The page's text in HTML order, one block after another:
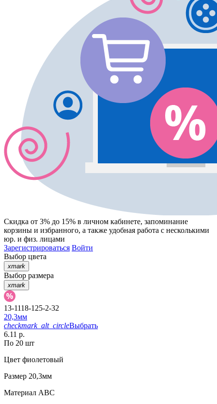
Скидка от 3% до 15% в личном кабинете, запоминание
корзины и избранного, а также удобная работа с несколькими
юр. и физ. лицами
Зарегистрироваться Войти
Выбор цвета
xmark
Выбор размера
xmark
13-1118-125-2-32
20,3мм
checkmark_alt_circleВыбрать
6.11 р.
По 20 шт
Цвет фиолетовый
Размер 20,3мм
Материал АВС